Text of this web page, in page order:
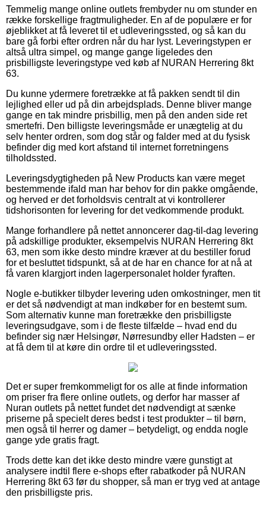
Temmelig mange online outlets frembyder nu om stunder en
række forskellige fragtmuligheder. En af de populære er for
øjeblikket at få leveret til et udleveringssted, og så kan du
bare gå forbi efter ordren når du har lyst. Leveringstypen er
altså ultra simpel, og mange gange ligeledes den
prisbilligste leveringstype ved køb af NURAN Herrering 8kt
63.
Du kunne ydermere foretrække at få pakken sendt til din
lejlighed eller ud på din arbejdsplads. Denne bliver mange
gange en tak mindre prisbillig, men på den anden side ret
smertefri. Den billigste leveringsmåde er unægtelig at du
selv henter ordren, som dog står og falder med at du fysisk
befinder dig med kort afstand til internet forretningens
tilholdssted.
Leveringsdygtigheden på New Products kan være meget
bestemmende ifald man har behov for din pakke omgående,
og herved er det forholdsvis centralt at vi kontrollerer
tidshorisonten for levering for det vedkommende produkt.
Mange forhandlere på nettet annoncerer dag-til-dag levering
på adskillige produkter, eksempelvis NURAN Herrering 8kt
63, men som ikke desto mindre kræver at du bestiller forud
for et besluttet tidspunkt, så at de har en chance for at nå at
få varen klargjort inden lagerpersonalet holder fyraften.
Nogle e-butikker tilbyder levering uden omkostninger, men tit
er det så nødvendigt at man indkøber for en bestemt sum.
Som alternativ kunne man foretrække den prisbilligste
leveringsudgave, som i de fleste tilfælde – hvad end du
befinder sig nær Helsingør, Nørresundby eller Hadsten – er
at få dem til at køre din ordre til et udleveringssted.
Det er super fremkommeligt for os alle at finde information
om priser fra flere online outlets, og derfor har masser af
Nuran outlets på nettet fundet det nødvendigt at sænke
priserne på specielt deres bedst i test produkter – til børn,
men også til herrer og damer – betydeligt, og endda nogle
gange yde gratis fragt.
Trods dette kan det ikke desto mindre være gunstigt at
analysere indtil flere e-shops efter rabatkoder på NURAN
Herrering 8kt 63 før du shopper, så man er tryg ved at antage
den prisbilligste pris.